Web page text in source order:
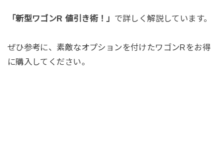
「新型ワゴンR 値引き術！」 で詳しく解説しています。
ぜひ参考に、素敵なオプションを付けたワゴンRをお得
に購入してください。